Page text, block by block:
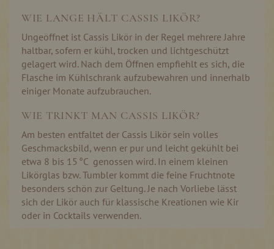
WIE LANGE HÄLT CASSIS LIKÖR?
Ungeöffnet ist Cassis Likör in der Regel mehrere Jahre
haltbar, sofern er kühl, trocken und lichtgeschützt
gelagert wird. Nach dem Öffnen empfiehlt es sich, die
Flasche im Kühlschrank aufzubewahren und innerhalb
einiger Monate aufzubrauchen.
WIE TRINKT MAN CASSIS LIKÖR?
Am besten entfaltet der Cassis Likör sein volles
Geschmacksbild, wenn er pur und leicht gekühlt bei
etwa 8 bis 15 °C genossen wird. In einem kleinen
Likörglas bzw. Tumbler kommt die feine Fruchtnote
besonders schön zur Geltung. Je nach Vorliebe lässt
sich der Likör auch für klassische Kreationen wie Kir
oder in Cocktails verwenden.